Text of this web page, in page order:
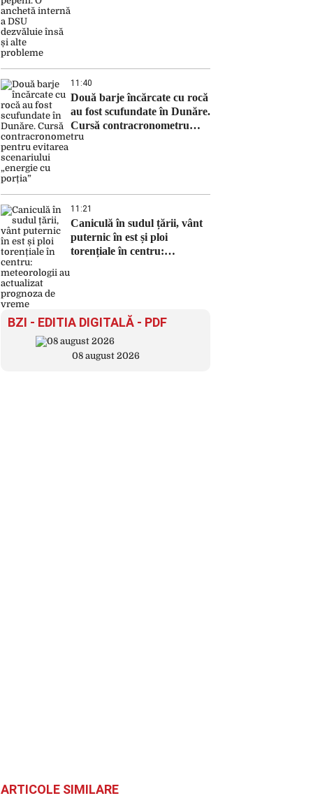
11:40
Două barje încărcate cu rocă
au fost scufundate în Dunăre.
Cursă contracronometru
pentru evitarea scenariului
11:21
Caniculă în sudul țării, vânt
puternic în est și ploi
torențiale în centru:
BZI - EDITIA DIGITALĂ - PDF
08 august 2026
ARTICOLE SIMILARE